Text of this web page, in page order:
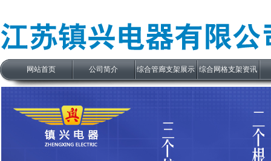
网站首页 公司简介 综合管廊支架展示 综合网格支架资讯